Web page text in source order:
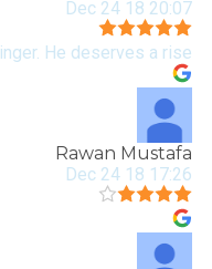
20:07 18 Dec 24
He deserves a rise.
Rawan Mustafa
17:26 18 Dec 24